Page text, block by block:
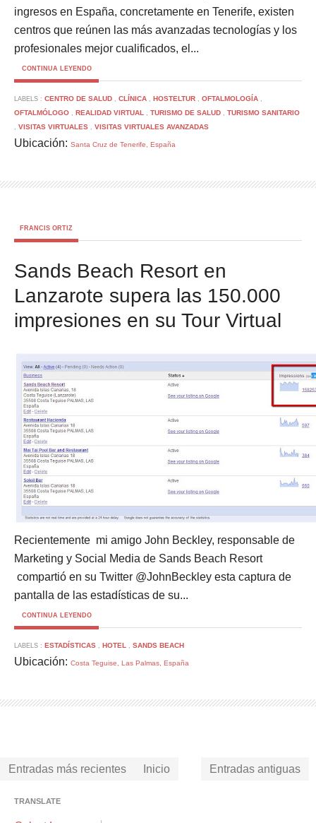
ingresos en España, concretamente en Tenerife, existen
centros que reúnen las más avanzadas tecnologías y los
profesionales mejor cualificados, el...
CONTINUA LEYENDO
LABELS : CENTRO DE SALUD , CLÍNICA , HOSTELTUR , OFTALMOLOGÍA ,
OFTALMÓLOGO , REALIDAD VIRTUAL , TURISMO DE SALUD , TURISMO SANITARIO
, VISITAS VIRTUALES , VISITAS VIRTUALES AVANZADAS
Ubicación: Santa Cruz de Tenerife, España
FRANCIS ORTIZ
Sands Beach Resort en
Lanzarote supera las 150.000
impresiones en su Tour Virtual
Recientemente mi amigo John Beckley, responsable de
Marketing y Social Media de Sands Beach Resort
compartió en su Twitter @JohnBeckley esta captura de
pantalla de las estadísticas de su...
CONTINUA LEYENDO
LABELS : ESTADÍSTICAS , HOTEL , SANDS BEACH
Ubicación: Costa Teguise, Las Palmas, España
Entradas más recientes Entradas antiguas
Inicio
TRANSLATE